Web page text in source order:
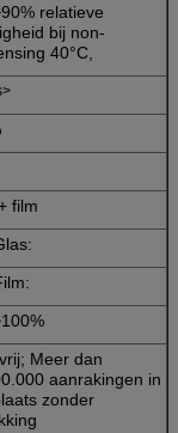
relatieve
bij non-
40°C,
film
Meer dan
aanrakingen in
zonder